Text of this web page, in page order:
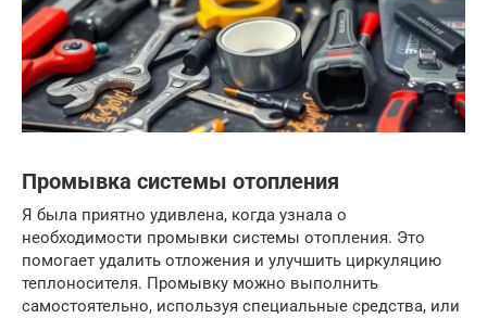
Промывка системы отопления
Я была приятно удивлена, когда узнала о
необходимости промывки системы отопления. Это
помогает удалить отложения и улучшить циркуляцию
теплоносителя. Промывку можно выполнить
самостоятельно, используя специальные средства, или